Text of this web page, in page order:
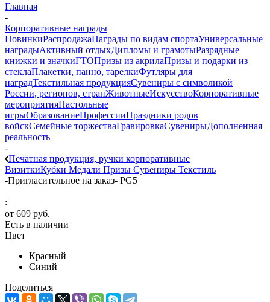
Главная
-
Корпоративные награды
НовинкиРаспродажаНаграды по видам спортаУниверсальные
наградыАктивный отдыхДипломы и грамотыРазрядные
книжки и значкиГТОПризы из акрилаПризы и подарки из
стеклаПлакетки, панно, тарелкиФутляры для
наградТекстильная продукцияСувениры с символикой
России, регионов, странЖивотныеИскусствоКорпоративные
мероприятияНастольные
игрыОбразованиеПрофессииПраздники родов
войскСемейные торжестваГравировкаСувенирыДополненная
реальность
-
Печатная продукция, ручки корпоративные
ВизиткиКубки Медали Призы Сувениры Текстиль
-Пригласительное на заказ- PG5
:
от 609 руб.
Есть в наличии
Цвет
Красный
Синий
Поделиться